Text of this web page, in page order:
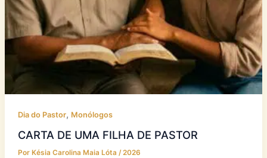
Dia do Pastor, Monólogos
CARTA DE UMA FILHA DE PASTOR
Por Késia Carolina Maia Lóta /2026